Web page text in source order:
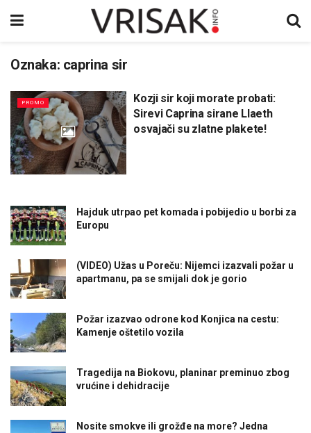
Oznaka: caprina sir
PROMO
Kozji sir koji morate probati:
Sirevi Caprina sirane Llaeth
osvajači su zlatne plakete!
Hajduk utrpao pet komada i pobijedio u borbi za
Europu
(VIDEO) Užas u Poreču: Nijemci izazvali požar u
apartmanu, pa se smijali dok je gorio
Požar izazvao odrone kod Konjica na cestu:
Kamenje oštetilo vozila
Tragedija na Biokovu, planinar preminuo zbog
vrućine i dehidracije
Nosite smokve ili grožđe na more? Jedna